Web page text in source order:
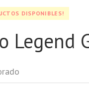
DISPONIBLES!
Legend